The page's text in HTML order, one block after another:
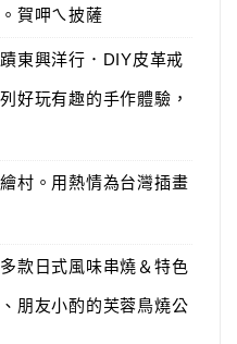
賀呷ㄟ披薩
東興洋行．DIY皮革戒
好玩有趣的手作體驗，
村。用熱情為台灣插畫
款日式風味串燒＆特色
朋友小酌的芙蓉鳥燒公